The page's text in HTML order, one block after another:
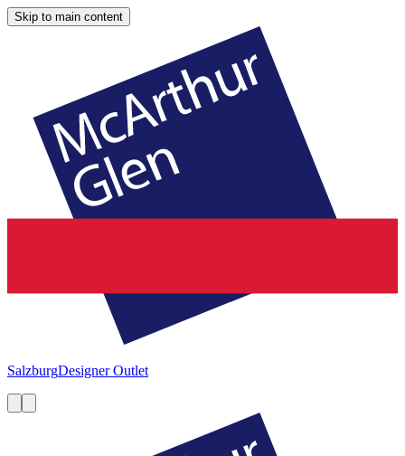
Skip to main content
SalzburgDesigner Outlet